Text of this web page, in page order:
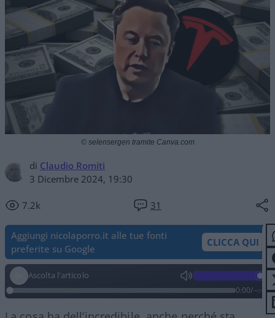
di Claudio Romiti
3 Dicembre 2024, 19:30
7.2k 31
© selensergen tramite Canva.com
Aggiungi nicolaporro.it alle tue fonti
preferite su Google
CLICCA QUI
Ascolta l'articolo
0:00/--:--